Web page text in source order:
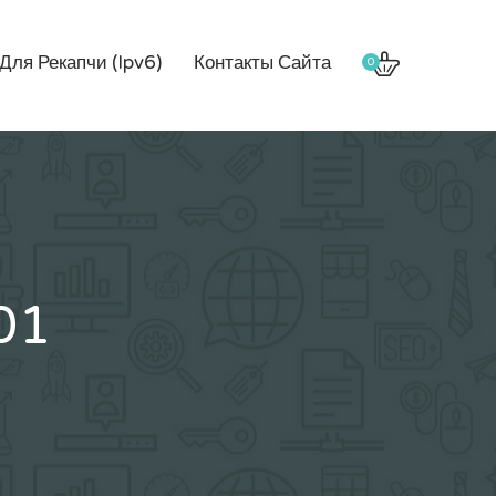
Рекапчи (Ipv6) Контакты Сайта 0